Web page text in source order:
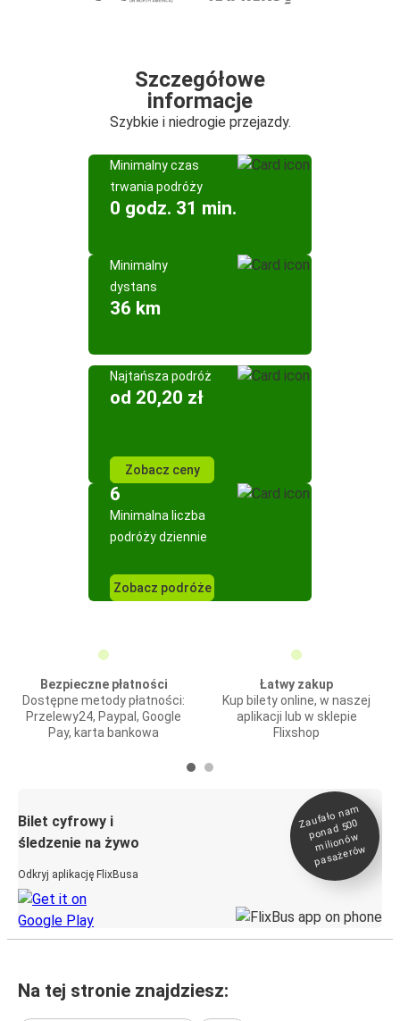
Szczegółowe
informacje
Szybkie i niedrogie przejazdy.
Minimalny czas
trwania podróży
0 godz. 31 min.
Minimalny
dystans
36 km
Najtańsza podróż
od 20,20 zł
Zobacz ceny
6
Minimalna liczba
podróży dziennie
Zobacz podróże
Bezpieczne płatności
Dostępne metody płatności:
Przelewy24, Paypal, Google
Pay, karta bankowa
Łatwy zakup
Kup bilety online, w naszej
aplikacji lub w sklepie
Flixshop
Bilet cyfrowy i
śledzenie na żywo
Odkryj aplikację FlixBusa
Zaufało na
m
ponad 500
milionó
w
pasażeró
w
Na tej stronie znajdziesz: